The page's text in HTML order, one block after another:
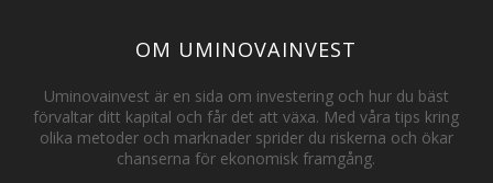
OM UMINOVAINVEST
Uminovainvest är en sida om investering och hur du bäst
förvaltar ditt kapital och får det att växa. Med våra tips kring
olika metoder och marknader sprider du riskerna och ökar
chanserna för ekonomisk framgång.